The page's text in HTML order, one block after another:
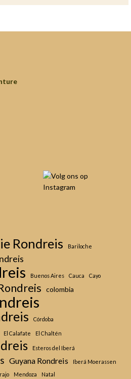
Rondreis Bariloche
Buenos Aires Cauca Cayo
colombia
Córdoba
El Calafate El Chaltén
Esteros del Iberá
Guyana Rondreis
Iberá Moerassen
Mendoza Natal